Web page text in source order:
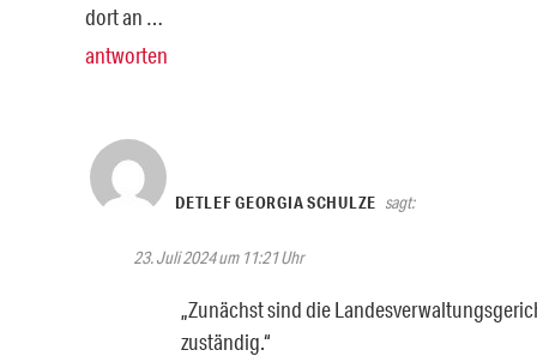
dort an …
antworten
DETLEF GEORGIA SCHULZE sagt:
23. Juli 2024 um 11:21 Uhr
„Zunächst sind die
zuständig.“